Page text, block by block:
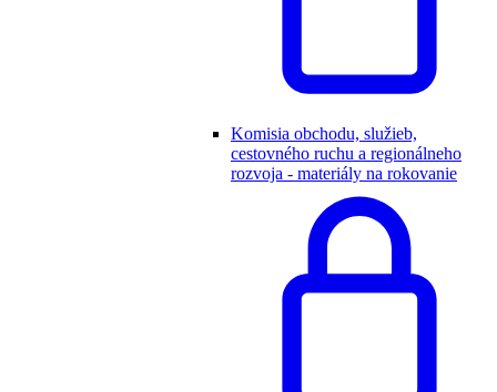
Komisia obchodu, služieb,
cestovného ruchu a regionálneho
rozvoja - materiály na rokovanie